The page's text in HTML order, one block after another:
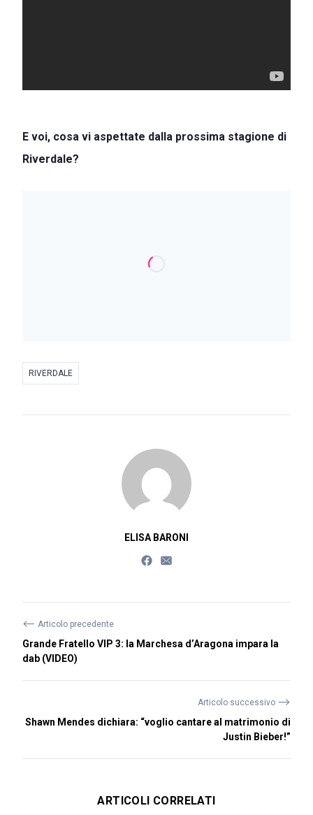
E voi, cosa vi aspettate dalla prossima stagione di
Riverdale?
RIVERDALE
ELISA BARONI
⟵ Articolo precedente
Grande Fratello VIP 3: la Marchesa d’Aragona impara la
dab (VIDEO)
Articolo successivo ⟶
Shawn Mendes dichiara: “voglio cantare al matrimonio di
Justin Bieber!”
ARTICOLI CORRELATI